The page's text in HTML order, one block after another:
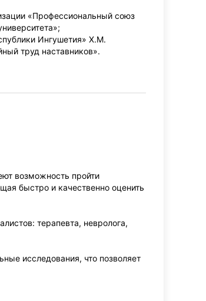
«Профессиональный союз
Ингушетия» Х.М.
труд наставников».
возможность пройти
быстро и качественно оценить
терапевта, невролога,
исследования, что позволяет